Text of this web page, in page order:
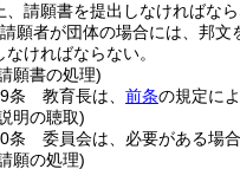
上、請願書を提出しなければなら
請願者が団体の場合には、邦文
なければならない。
願書の処理)
条
教育長は、 前条の規定に
明の聴取)
条
委員会は、必要がある場
願の処理)